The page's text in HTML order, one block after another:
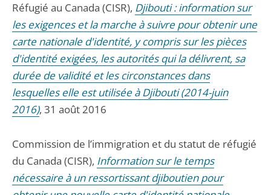
Réfugié au Canada (CISR), Djibouti : information sur
les exigences et la marche à suivre pour obtenir une
carte nationale d'identité, y compris sur les pièces
d'identité exigées, les autorités qui la délivrent, sa
durée de validité et les circonstances dans
lesquelles elle est utilisée à Djibouti (2014-juin
2016), 31 août 2016
Commission de l’immigration et du statut de réfugié
du Canada (CISR), Information sur le temps
nécessaire à un ressortissant djiboutien pour